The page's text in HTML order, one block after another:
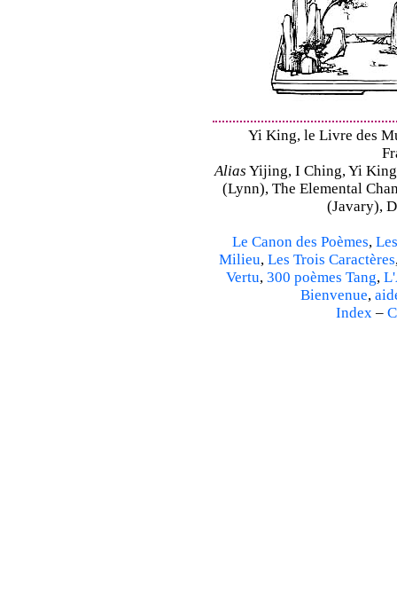
Yi King, le Livre des
Alias Yijing, I Ching, Yi
(Lynn), The Elemental
(Javary),
Le Canon des Poèmes,
Milieu, Les Trois Caractères
Vertu, 300 poèmes Tang,
Bienvenue,
Index–